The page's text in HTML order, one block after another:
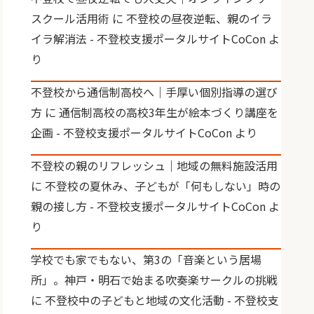
スクール活用術 に 不登校の昼夜逆転、親のイラ
イラ解消法 - 不登校支援ポータルサイトCoCon よ
り
不登校から通信制高校へ｜手厚い個別指導の選び
方 に通信制高校の高校3年生が絵本づくり講座を
企画 - 不登校支援ポータルサイトCoCon より
不登校の親のリフレッシュ｜地域の無料施設活用
に 不登校の夏休み、子どもが「何もしない」時の
親の接し方 - 不登校支援ポータルサイトCoCon よ
り
学校でも家でもない、第3の「音楽という居場
所」。神戸・明石で始まる吹奏楽サークルの挑戦
に 不登校中の子どもと地域の文化活動 - 不登校支